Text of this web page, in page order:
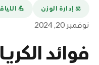
⚖️ إدارة الوزن 💪️
نوفمبر 20, 2024
فوائد